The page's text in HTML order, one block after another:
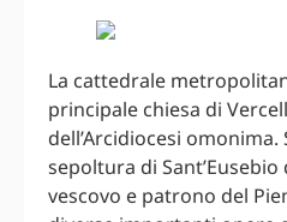
La cattedrale
principale chiesa di
dell’Arcidiocesi
sepoltura di
vescovo e patrono del